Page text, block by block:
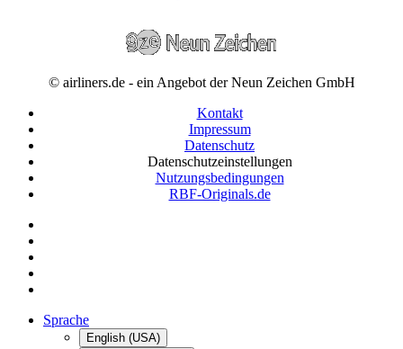
© airliners.de - ein Angebot der Neun Zeichen GmbH
Kontakt
Impressum
Datenschutz
Datenschutzeinstellungen
Nutzungsbedingungen
RBF-Originals.de
Sprache
English (USA)